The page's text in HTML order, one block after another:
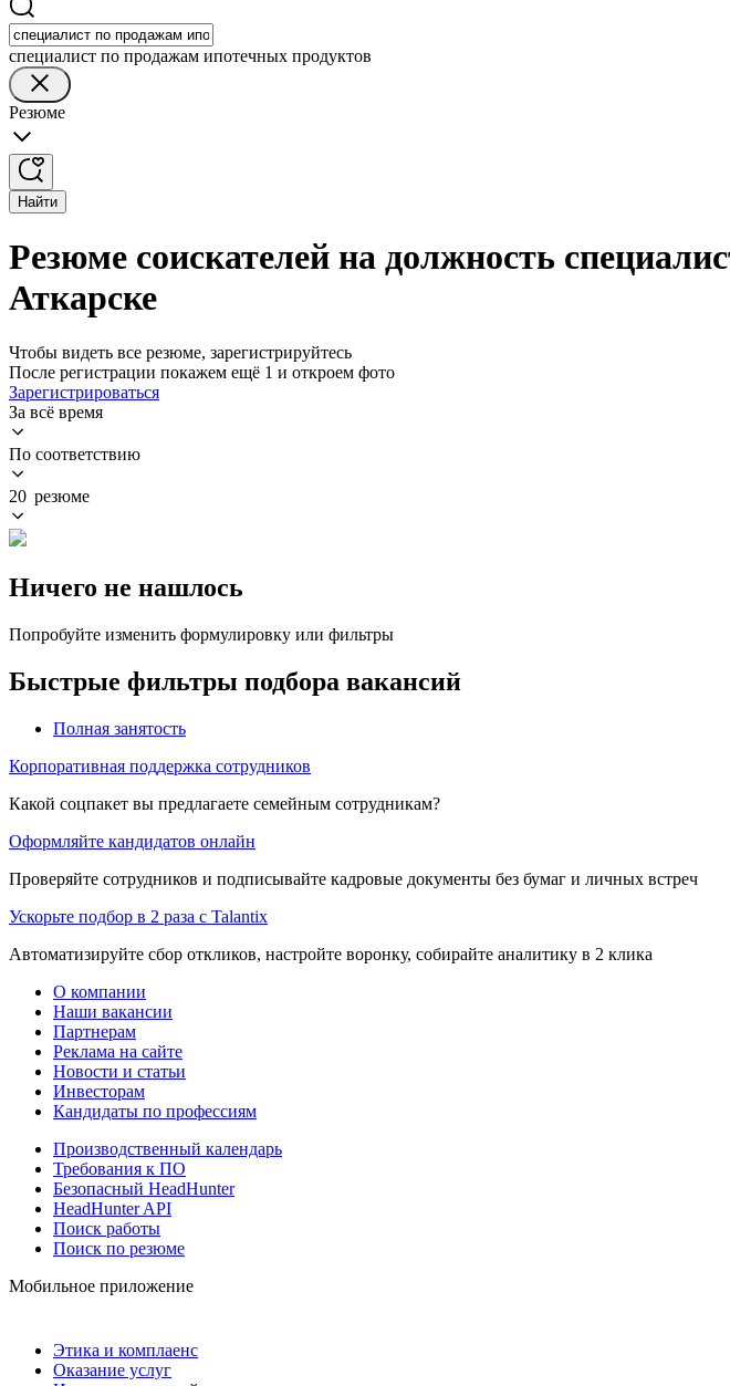
специалист по продажам ипотечных продуктов
Резюме
Найти
Резюме соискателей на должность
Аткарске
Чтобы видеть все резюме, зарегистрируйтесь
После регистрации покажем ещё 1 и откроем фото
Зарегистрироваться
За всё время
По соответствию
20 резюме
Ничего не нашлось
Попробуйте изменить формулировку или фильтры
Быстрые фильтры подбора вакансий
Полная занятость
Корпоративная поддержка сотрудников
Какой соцпакет вы предлагаете семейным сотрудникам?
Оформляйте кандидатов онлайн
Проверяйте сотрудников и подписывайте кадровые документы без бумаг и личных встреч
Ускорьте подбор в 2 раза с Talantix
Автоматизируйте сбор откликов, настройте воронку, собирайте аналитику в 2 клика
О компании
Наши вакансии
Партнерам
Реклама на сайте
Новости и статьи
Инвесторам
Кандидаты по профессиям
Производственный календарь
Требования к ПО
Безопасный HeadHunter
HeadHunter API
Поиск работы
Поиск по резюме
Мобильное приложение
Этика и комплаенс
Оказание услуг